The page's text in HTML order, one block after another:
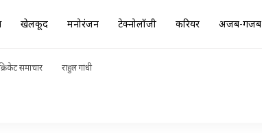
खेलकूद मनोरंजन टेक्नोलॉजी करियर अजब-गजब
समाचार राहुल गांधी